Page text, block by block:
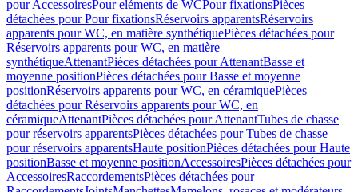
pour AccessoiresPour eléments de WCPour fixationsPièces
détachées pour Pour fixationsRéservoirs apparentsRéservoirs
apparents pour WC, en matière synthétiquePièces détachées pour
Réservoirs apparents pour WC, en matière
synthétiqueAttenantPièces détachées pour AttenantBasse et
moyenne positionPièces détachées pour Basse et moyenne
positionRéservoirs apparents pour WC, en céramiquePièces
détachées pour Réservoirs apparents pour WC, en
céramiqueAttenantPièces détachées pour AttenantTubes de chasse
pour réservoirs apparentsPièces détachées pour Tubes de chasse
pour réservoirs apparentsHaute positionPièces détachées pour Haute
positionBasse et moyenne positionAccessoiresPièces détachées pour
AccessoiresRaccordementsPièces détachées pour